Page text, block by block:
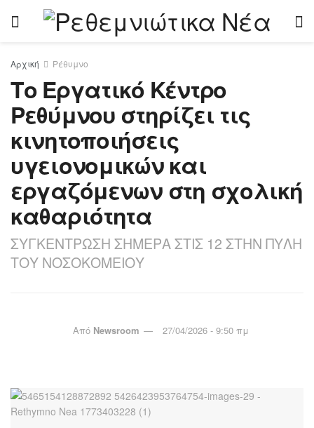
Αρχική Ρέθυμνο
Το Εργατικό Κέντρο
Ρεθύμνου στηρίζει τις
κινητοποιήσεις
υγειονομικών και
εργαζόμενων στη σχολική
καθαριότητα
ΣΥΓΚΕΝΤΡΩΣΗ ΣΗΜΕΡΑ ΣΤΙΣ 12 ΣΤΗΝ ΠΥΛΗ
ΤΟΥ ΝΟΣΟΚΟΜΕΙΟΥ
Από Newsroom 27/04/2026 - 9:50 πμ